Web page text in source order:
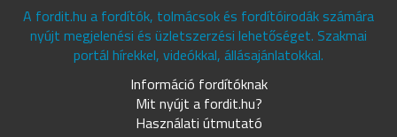
A fordit.hu a fordítók, tolmácsok és fordítóirodák számára
nyújt megjelenési és üzletszerzési lehetőséget. Szakmai
portál hírekkel, videókkal, állásajánlatokkal.
Információ fordítóknak
Mit nyújt a fordit.hu?
Használati útmutató